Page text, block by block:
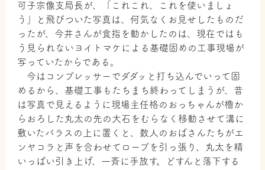
可子宗像支局長が、「これこれ、これを使いましょ
う」と飛びついた写真は、何気なくお見せしたものだ
ったが、今井さんが食指を動かしたのは、現在ではも
う見られないヨイトマケによる基礎固めの工事現場が
写っていたからである。
今はコンプレッサーでダダッと打ち込んでいって固
めるから、基礎工事もたちまち終わってしまうが、昔
は写真で見えるように現場主任格のおっちゃんが櫓か
らおろした丸太の先の大石をむらなく移動させて溝に
敷いたバラスの上に置くと、数人のおばさんたちがエ
ンヤコラと声を合わせてロープを引っ張り、丸太を精
いっぱい引き上げ、一斉に手放す。どすんと落下する